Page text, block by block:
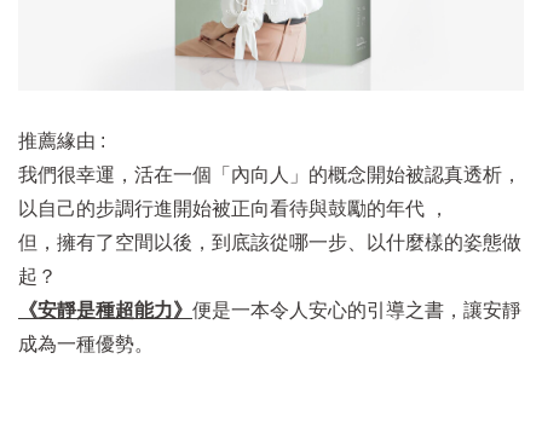
推薦緣由 :
我們很幸運，活在一個「內向人」的概念開始被認真透析，
以自己的步調行進開始被正向看待與鼓勵的年代 ，
但，擁有了空間以後，到底該從哪一步、以什麼樣的姿態做
起？
《安靜是種超能力》 便是一本令人安心的引導之書，讓安靜
成為一種優勢。